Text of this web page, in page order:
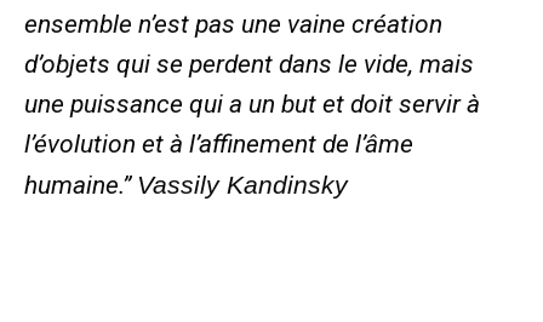
ensemble n’est pas une vaine création
d’objets qui se perdent dans le vide, mais
une puissance qui a un but et doit servir à
l’évolution et à l’affinement de l’âme
humaine.” Vassily Kandinsky